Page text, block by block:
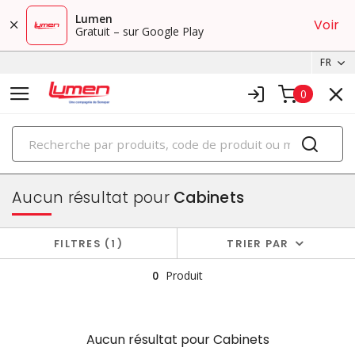
Lumen
Gratuit – sur Google Play
Voir
FR
0
PRODUITS
boîtiers et cabinets
Aucun résultat pourCabinets
FILTRES 1 TRIER PAR
0 Produit
Aucun résultat pourCabinets